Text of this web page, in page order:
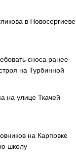
в Новосергиеве
сноса ранее
на Турбинной
на улице Ткачей
на Карповке
школу